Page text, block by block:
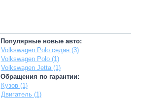
Популярные новые авто:
Volkswagen Polo седан (3)
Volkswagen Polo (1)
Volkswagen Jetta (1)
Обращения по гарантии:
Кузов (1)
Двигатель (1)